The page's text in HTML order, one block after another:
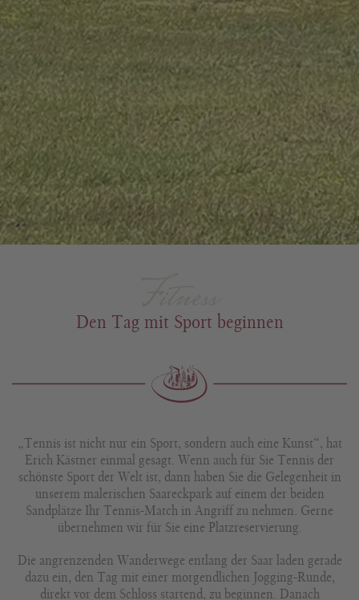
Fitness
Den Tag mit Sport beginnen
„Tennis ist nicht nur ein Sport, sondern auch eine Kunst“, hat
Erich Kästner einmal gesagt. Wenn auch für Sie Tennis der
schönste Sport der Welt ist, dann haben Sie die Gelegenheit in
unserem malerischen Saareckpark auf einem der beiden
Sandplätze Ihr Tennis-Match in Angriff zu nehmen. Gerne
übernehmen wir für Sie eine Platzreservierung.
Die angrenzenden Wanderwege entlang der Saar laden gerade
dazu ein, den Tag mit einer morgendlichen Jogging-Runde,
direkt vor dem Schloss startend, zu beginnen. Danach